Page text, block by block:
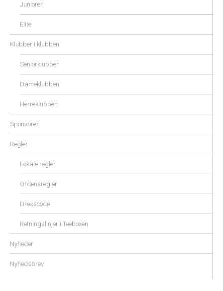
Juniorer
Elite
Klubber i klubben
Seniorklubben
Dameklubben
Herreklubben
Sponsorer
Regler
Lokale regler
Ordensregler
Dresscode
Retningslinjer i Teeboxen
Nyheder
Nyhedsbrev